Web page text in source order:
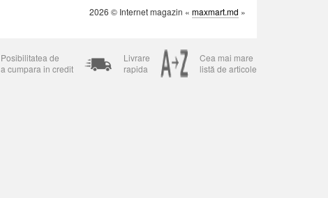
2026 © Internet magazin « maxmart.md »
Posibilitatea de
a cumpara in credit
Livrare
rapida
Cea mai mare
listă de articole